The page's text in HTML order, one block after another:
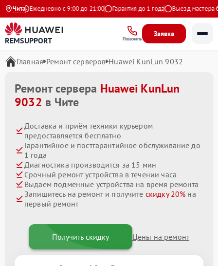
Чита
Ежедневно с 9:00 до 21:00 Гарантия до 1 года Выезд мастера
REMSUPPORT Позвонить
Заявка
Главная Ремонт серверов Huawei KunLun 9032
Ремонт сервера Huawei KunLun
9032 в Чите
Доставка и приём техники курьером
предоставляется бесплатно
Гарантийное и постгарантийное обслуживание до
1 года
Диагностика производится за 15 мин
Срочный ремонт устройства в течении часа
Выдаём подменные устройства на время ремонта
Запишитесь на ремонт и получите скидку 20% на
первый ремонт
Получить скидку Цены на ремонт